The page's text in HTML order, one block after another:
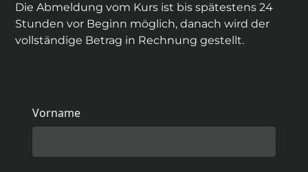
Die Abmeldung vom Kurs ist bis spätestens 24
Stunden vor Beginn möglich, danach wird der
vollständige Betrag in Rechnung gestellt.
Vorname